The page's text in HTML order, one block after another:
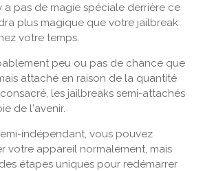
a pas de magie spéciale derrière ce
plus magique que votre jailbreak
votre temps.
peu ou pas de chance que
attaché en raison de la quantité
les jailbreaks semi-attachés
de l'avenir.
indépendant, vous pouvez
votre appareil normalement, mais
étapes uniques pour redémarrer